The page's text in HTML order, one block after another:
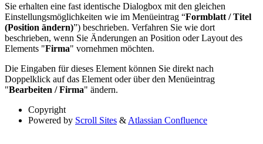
Sie erhalten eine fast identische Dialogbox mit den gleichen
Einstellungsmöglichkeiten wie im Menüeintrag “Formblatt / Titel
(Position ändern)”) beschrieben. Verfahren Sie wie dort
beschrieben, wenn Sie Änderungen an Position oder Layout des
Elements "Firma" vornehmen möchten.
Die Eingaben für dieses Element können Sie direkt nach
Doppelklick auf das Element oder über den Menüeintrag
"Bearbeiten / Firma" ändern.
Copyright
Powered by Scroll Sites & Atlassian Confluence